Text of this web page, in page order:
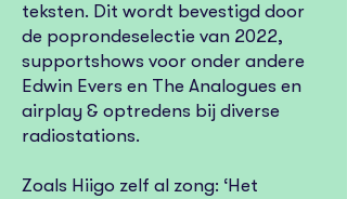
teksten. Dit wordt bevestigd door
de poprondeselectie van 2022,
supportshows voor onder andere
Edwin Evers en The Analogues en
airplay & optredens bij diverse
radiostations.
Zoals Hiigo zelf al zong: ‘Het